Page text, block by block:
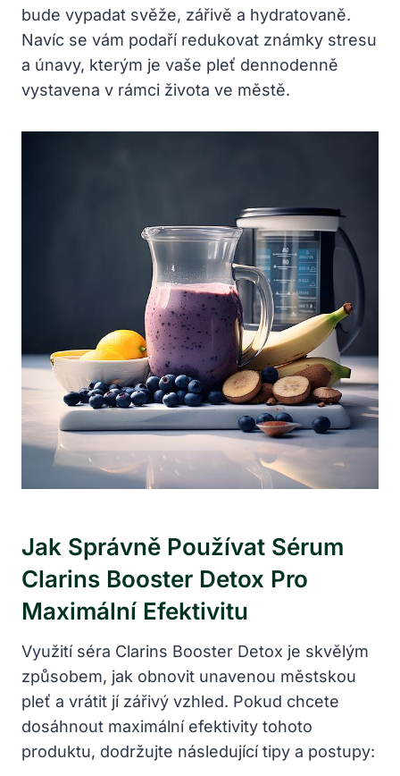
bude vypadat svěže, zářivě a hydratovaně.
Navíc se vám podaří redukovat známky stresu
a únavy, kterým je vaše pleť dennodenně
vystavena v rámci života ve městě.
Jak Správně Používat Sérum
Clarins Booster Detox Pro
Maximální Efektivitu
Využití séra Clarins Booster Detox je skvělým
způsobem, jak obnovit unavenou městskou
pleť a vrátit jí zářivý vzhled. Pokud chcete
dosáhnout maximální efektivity tohoto
produktu, dodržujte následující tipy a postupy: